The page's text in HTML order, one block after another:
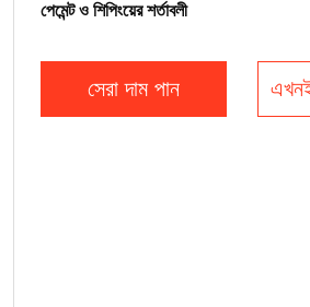
পেমেন্ট ও শিপিংয়ের শর্তাবলী
সেরা দাম পান